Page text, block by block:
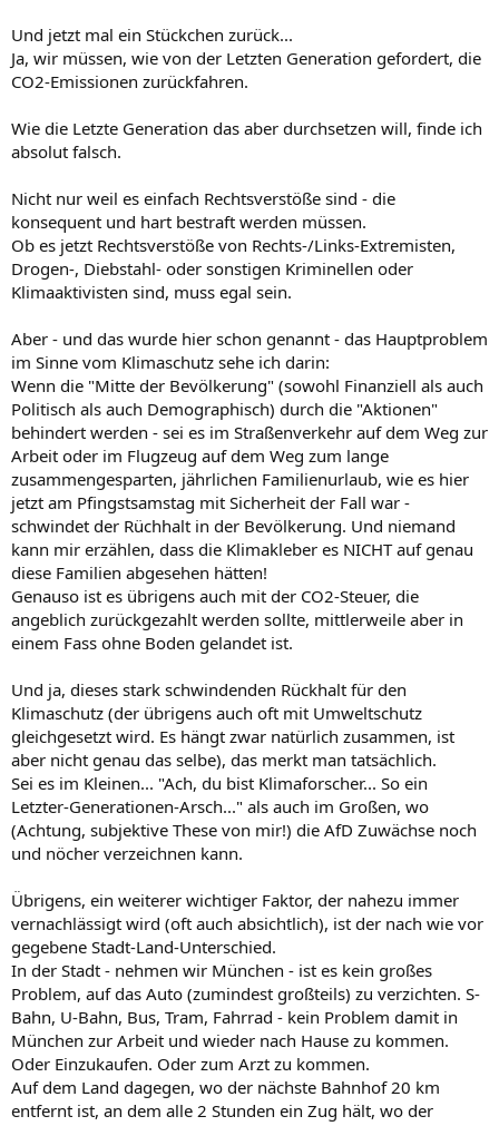
Und jetzt mal ein Stückchen zurück...
Ja, wir müssen, wie von der Letzten Generation gefordert, die
CO2-Emissionen zurückfahren.
Wie die Letzte Generation das aber durchsetzen will, finde ich
absolut falsch.
Nicht nur weil es einfach Rechtsverstöße sind - die
konsequent und hart bestraft werden müssen.
Ob es jetzt Rechtsverstöße von Rechts-/Links-Extremisten,
Drogen-, Diebstahl- oder sonstigen Kriminellen oder
Klimaaktivisten sind, muss egal sein.
Aber - und das wurde hier schon genannt - das Hauptproblem
im Sinne vom Klimaschutz sehe ich darin:
Wenn die "Mitte der Bevölkerung" (sowohl Finanziell als auch
Politisch als auch Demographisch) durch die "Aktionen"
behindert werden - sei es im Straßenverkehr auf dem Weg zur
Arbeit oder im Flugzeug auf dem Weg zum lange
zusammengesparten, jährlichen Familienurlaub, wie es hier
jetzt am Pfingstsamstag mit Sicherheit der Fall war -
schwindet der Rüchhalt in der Bevölkerung. Und niemand
kann mir erzählen, dass die Klimakleber es NICHT auf genau
diese Familien abgesehen hätten!
Genauso ist es übrigens auch mit der CO2-Steuer, die
angeblich zurückgezahlt werden sollte, mittlerweile aber in
einem Fass ohne Boden gelandet ist.
Und ja, dieses stark schwindenden Rückhalt für den
Klimaschutz (der übrigens auch oft mit Umweltschutz
gleichgesetzt wird. Es hängt zwar natürlich zusammen, ist
aber nicht genau das selbe), das merkt man tatsächlich.
Sei es im Kleinen... "Ach, du bist Klimaforscher... So ein
Letzter-Generationen-Arsch..." als auch im Großen, wo
(Achtung, subjektive These von mir!) die AfD Zuwächse noch
und nöcher verzeichnen kann.
Übrigens, ein weiterer wichtiger Faktor, der nahezu immer
vernachlässigt wird (oft auch absichtlich), ist der nach wie vor
gegebene Stadt-Land-Unterschied.
In der Stadt - nehmen wir München - ist es kein großes
Problem, auf das Auto (zumindest großteils) zu verzichten. S-
Bahn, U-Bahn, Bus, Tram, Fahrrad - kein Problem damit in
München zur Arbeit und wieder nach Hause zu kommen.
Oder Einzukaufen. Oder zum Arzt zu kommen.
Auf dem Land dagegen, wo der nächste Bahnhof 20 km
entfernt ist, an dem alle 2 Stunden ein Zug hält, wo der